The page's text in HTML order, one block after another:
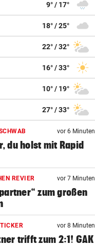
9° / 17°
18° / 25°
22° / 32°
16° / 33°
10° / 19°
27° / 33°
vor 6 Minuten
du holst mit Rapid
REVIER vor 7 Minuten
zum großen
vor 8 Minuten
trifft zum 2:1! GAK